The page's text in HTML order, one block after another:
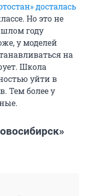
досталась
Но это не
году
у моделей
на
Школа
уйти в
Тем более у